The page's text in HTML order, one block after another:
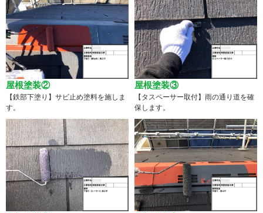
屋根塗装②
【鉄部下塗り】サビ止め塗料を施しま
す。
屋根塗装③
【タスペーサー取付】雨の通り道を確
保します。